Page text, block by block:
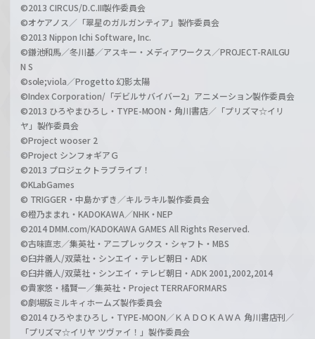
©2013 CIRCUS/D.C.III製作委員会
©オケアノス／「翠星のガルガンティア」製作委員会
©2013 Nippon Ichi Software, Inc.
©鎌池和馬／冬川基／アスキー・メディアワークス／PROJECT-RAILGU
N S
©sole;viola／Progetto 幻影太陽
©Index Corporation/「デビルサバイバー2」アニメーション製作委員会
©2013 ひろやまひろし・TYPE-MOON・角川書店／「プリズマ☆イリ
ヤ」製作委員会
©Project wooser 2
©Project シンフォギアＧ
©2013 プロジェクトラブライブ！
©KLabGames
© TRIGGER・中島かずき／キルラキル製作委員会
©橙乃ままれ・KADOKAWA／NHK・NEP
©2014 DMM.com/KADOKAWA GAMES All Rights Reserved.
©古味直志／集英社・アニプレックス・シャフト・MBS
©臼井儀人/双葉社・シンエイ・テレビ朝日・ADK
©臼井儀人/双葉社・シンエイ・テレビ朝日・ADK 2001,2002,2014
©貴家悠・橘賢一／集英社・Project TERRAFORMARS
©劇場版ミルキィホームズ製作委員会
©2014 ひろやまひろし・TYPE-MOON／ＫＡＤＯＫＡＷＡ 角川書店刊／
「プリズマ☆イリヤ ツヴァイ！」製作委員会